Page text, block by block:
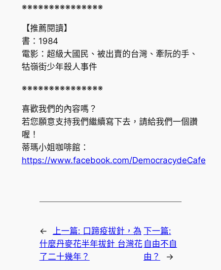
※※※※※※※※※※※※※※※
【推薦閱讀】
書：1984
電影：超級大國民、被出賣的台灣、牽阮的手、
牯嶺街少年殺人事件
※※※※※※※※※※※※※※※
喜歡我們的內容嗎？
若您願意支持我們繼續寫下去，請給我們一個讚
喔！
蒂瑪小姐咖啡館：
https://www.facebook.com/DemocracydeCafe
← 上一篇: 口蹄疫拔針，為
什麼丹麥花半年拔針 台灣花
了二十幾年？
下一篇:
自由不自
由？
→